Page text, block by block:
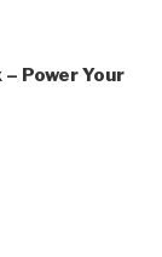
Power Your